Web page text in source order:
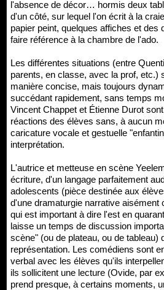
l'absence de décor… hormis deux
d'un côté, sur lequel l'on écrit à la
papier peint, quelques affiches et des
faire référence à la chambre de l'ado.
Les différentes situations (entre
parents, en classe, avec la prof, etc.)
manière concise, mais toujours
succédant rapidement, sans temps
Vincent Chappet et Étienne Durot
réactions des élèves sans, à aucun
caricature vocale et gestuelle
interprétation.
L'autrice et metteuse en scène
écriture, d'un langage parfaitement
adolescents (pièce destinée aux
d'une dramaturgie narrative aisément
qui est important à dire l'est en
laisse un temps de discussion
scène" (ou de plateau, ou de tableau)
représentation. Les comédiens sont
verbal avec les élèves qu'ils
ils sollicitent une lecture (Ovide, par
prend presque, à certains moments,